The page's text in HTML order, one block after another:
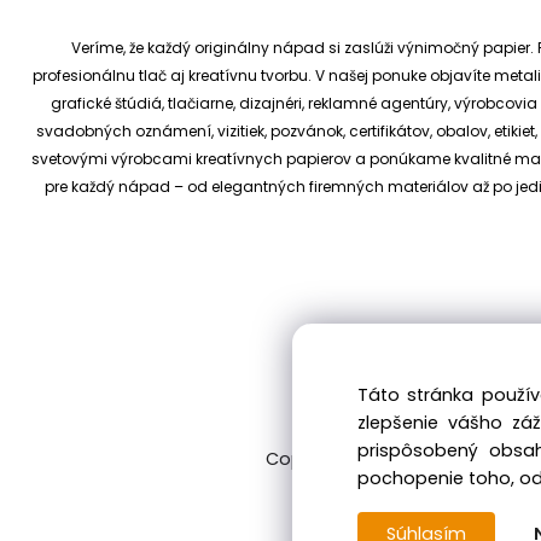
Veríme, že každý originálny nápad si zaslúži výnimočný
profesionálnu tlač aj kreatívnu tvorbu. V našej ponuke objavíte
grafické štúdiá, tlačiarne, dizajnéri, reklamné agentúry,
svadobných oznámení, vizitiek, pozvánok, certifikátov, obalov,
svetovými výrobcami kreatívnych papierov a ponúkame kvalitné
pre každý nápad – od elegantných firemných materiálov až po
Copyright © 2017
Táto stránka
zlepšenie vášho
prispôsobený
pochopenie toho,
Súhlasím